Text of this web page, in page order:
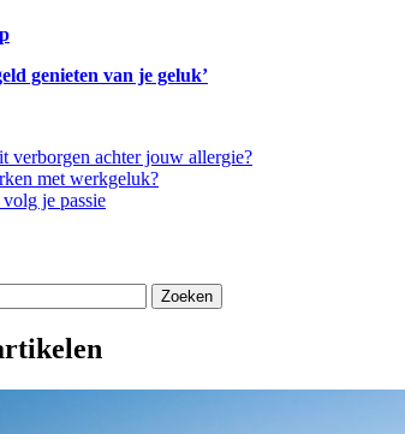
genieten van je geluk’
verborgen achter jouw allergie?
met werkgeluk?
je passie